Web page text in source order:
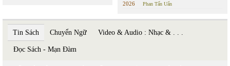
2026
Phan Tấn Uẩn
Tin Sách Chuyển Ngữ Video & Audio : Nhạc & . . .
Đọc Sách - Mạn Đàm